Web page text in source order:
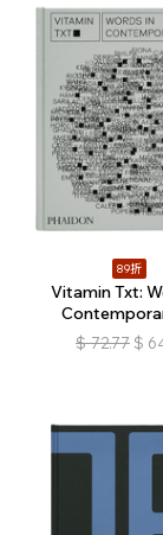
89折
Vitamin Txt:
$ 72.77 $